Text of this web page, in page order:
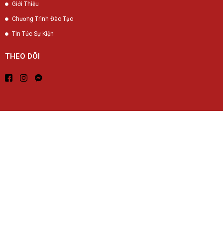
Giới Thiệu
Chương Trình Đào Tạo
Tin Tức Sự Kiện
THEO DÕI